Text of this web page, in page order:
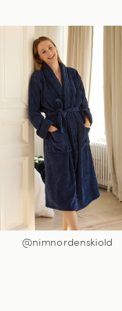
@nimnordenskiold